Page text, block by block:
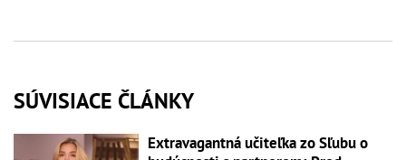
SÚVISIACE ČLÁNKY
Extravagantná učiteľka zo Sľubu o